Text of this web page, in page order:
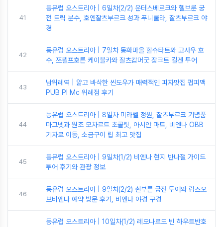
41
동유럽 오스트리아 | 6일차(2/2) 운터스베르크와 헬브룬 궁
전 트릭 분수, 호엔잘츠부르크 성과 푸니쿨라, 잘츠부르크 야
경
42
동유럽 오스트리아 | 7일차 동화마을 할슈타트와 고사우 호
수, 쯔뵐프호른 케이블카와 잘츠캄머굿 장크트 길겐 투어
43
남위례역 | 얇고 바삭한 씬도우가 매력적인 피자맛집 펍피맥
PUB PI Mc 위례점 후기
44
동유럽 오스트리아 | 8일차 미라벨 정원, 잘츠부르크 기념품
마그넷과 원조 모차르트 초콜릿, 아시안 마트, 비엔나 OBB
기차로 이동, 소금구이 립 최고 맛집
45
동유럽 오스트리아 | 9일차(1/2) 비엔나 현지 반나절 가이드
투어 후기와 관광 정보
46
동유럽 오스트리아 | 9일차(2/2) 쇤부른 궁전 투어와 립스오
브비엔나 예약 방문 후기, 비엔나 야경 구경
동유럽 오스트리아 | 10일차(1/2) 레오나르도 빈 하우트반호